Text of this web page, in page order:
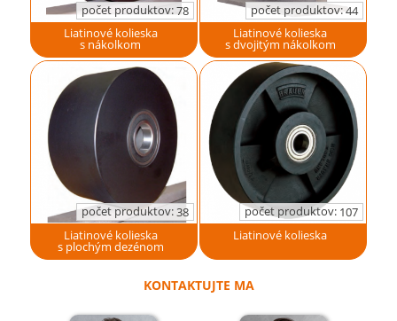
počet produktov:78
Liatinové kolieska
s nákolkom
počet produktov:44
Liatinové kolieska
s dvojitým nákolkom
počet produktov:38
Liatinové kolieska
s plochým dezénom
počet produktov: 107
Liatinové kolieska
KONTAKTUJTE MA